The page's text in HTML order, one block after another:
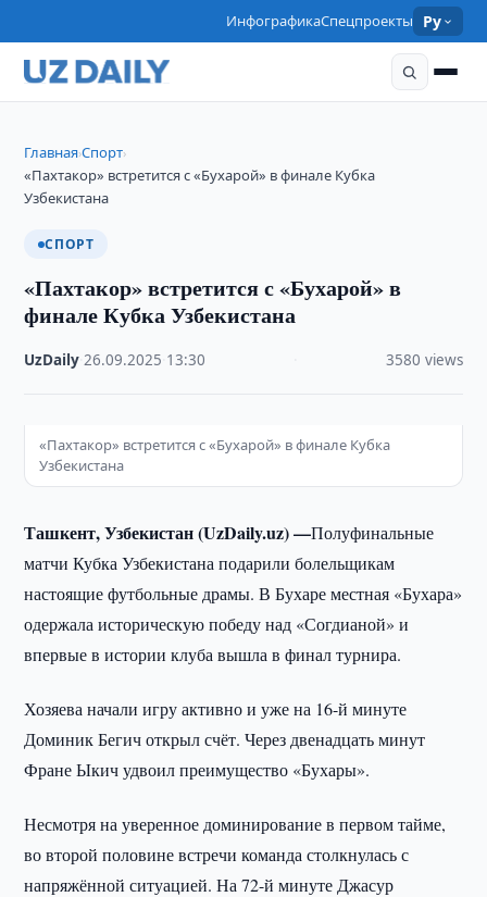
ИнфографикаСпецпроекты Ру
Главная›Спорт›
«Пахтакор» встретится с «Бухарой» в финале Кубка
Узбекистана
СПОРТ
«Пахтакор» встретится с «Бухарой» в
финале Кубка Узбекистана
UzDaily ·26.09.2025 13:30 3580 views
«Пахтакор» встретится с «Бухарой» в финале Кубка
Узбекистана
Ташкент, Узбекистан (UzDaily.uz) —Полуфинальные
матчи Кубка Узбекистана подарили болельщикам
настоящие футбольные драмы. В Бухаре местная «Бухара»
одержала историческую победу над «Согдианой» и
впервые в истории клуба вышла в финал турнира.
Хозяева начали игру активно и уже на 16-й минуте
Доминик Бегич открыл счёт. Через двенадцать минут
Фране Ыкич удвоил преимущество «Бухары».
Несмотря на уверенное доминирование в первом тайме,
во второй половине встречи команда столкнулась с
напряжённой ситуацией. На 72-й минуте Джасур